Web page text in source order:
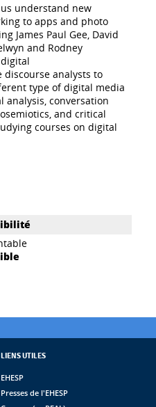
understand new
to apps and photo
James Paul Gee, David
and Rodney
analysts to
type of digital media
conversation
and critical
courses on digital
LIENS UTILES
EHESP
Presses de l'EHESP